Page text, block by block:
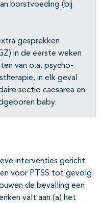
borstvoeding (bij
gesprekken
in de eerste weken
van o.a. psycho-
in elk geval
sectio caesarea en
baby.
interventies gericht
voor PTSS tot gevolg
de bevalling een
valt aan (a) het